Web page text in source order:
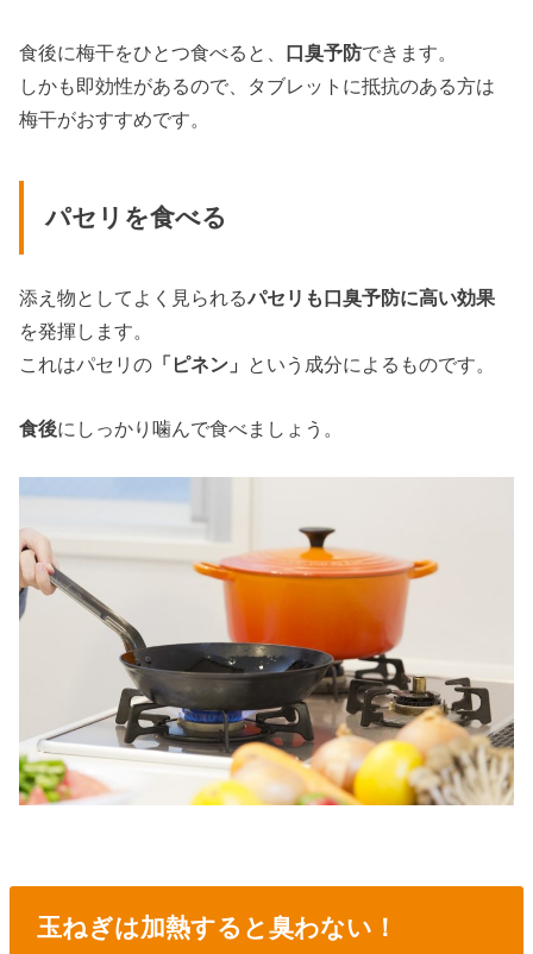
食後に梅干をひとつ食べると、 口臭予防できます。
しかも即効性があるので、タブレットに抵抗のある方は
梅干がおすすめです。
パセリを食べる
添え物としてよく見られるパセリも口臭予防に高い効果
を発揮します。
これはパセリの 「ピネン」 という成分によるものです。
食後にしっかり噛んで食べましょう。
玉ねぎは加熱すると臭わない！